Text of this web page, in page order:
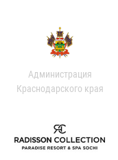
Администрация
Краснодарского края